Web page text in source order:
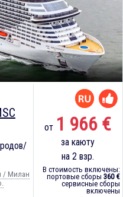
/ Милан
от 1 966 €
за каюту
на 2 взр.
В стоимость включены:
портовые сборы 360 €
сервисные сборы
включены